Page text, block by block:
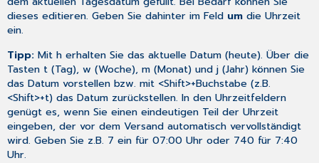
dieses editieren. Geben Sie dahinter im Feld um die Uhrzeit
ein.
Tipp:Mit h erhalten Sie das aktuelle Datum (heute). Über die
Tasten t (Tag), w (Woche), m (Monat) und j (Jahr) können Sie
das Datum vorstellen bzw. mit <Shift>+Buchstabe (z.B.
<Shift>+t) das Datum zurückstellen. In den Uhrzeitfeldern
genügt es, wenn Sie einen eindeutigen Teil der Uhrzeit
eingeben, der vor dem Versand automatisch vervollständigt
wird. Geben Sie z.B. 7 ein für 07:00 Uhr oder 740 für 7:40
Uhr.